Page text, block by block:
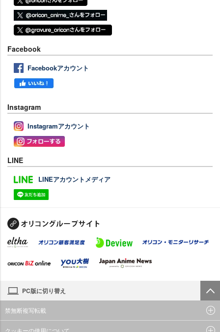
Facebook
Facebookアカウント
Instagram
Instagramアカウント
LINE
LINEアカウントメディア
PC版に切り替え
禁無断複写転載
クッキーの使用について